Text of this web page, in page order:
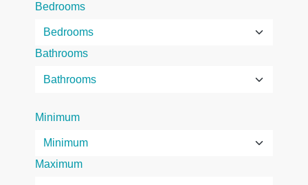
Bedrooms
Bathrooms
Minimum
Maximum